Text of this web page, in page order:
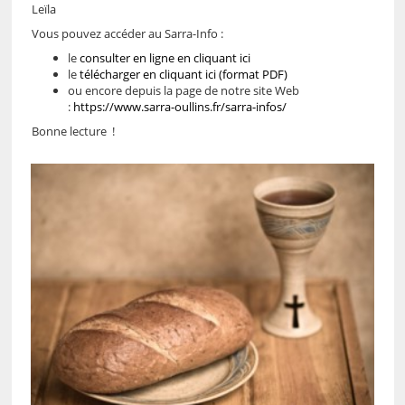
Leïla
Vous pouvez accéder au Sarra-Info :
leconsulter en ligne en cliquant ici
letélécharger en cliquant ici (format PDF)
ou encore depuis la page de notre site Web
: https://www.sarra-oullins.fr/sarra-infos/
Bonne lecture !